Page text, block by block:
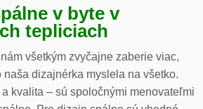
v byte v
tepliciach
všetkým zvyčajne zaberie viac,
naša dizajnérka myslela na všetko.
kvalita – sú spoločnými menovateľmi